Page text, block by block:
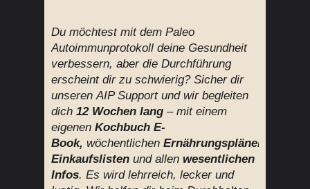
Bewerte diesen Beitrag:
★★★★★
4.34 5 (53 votes)
eigenen Kochbuch E-
Book,
wöchentlichen
Ernährungsplänen,
Einkaufslisten
und allen
wesentlichen
Infos
Es wird lehrreich, lecker und
lustig. Wir helfen dir beim Durchhalten.